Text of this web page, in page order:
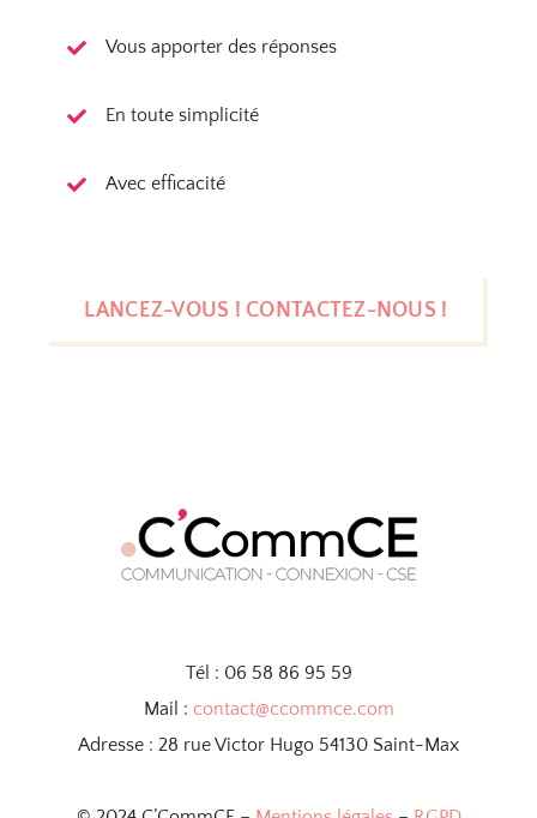
Vous apporter des réponses
En toute simplicité
Avec efficacité
LANCEZ-VOUS ! CONTACTEZ-NOUS !
Tél : 06 58 86 95 59
Mail : contact@ccommce.com
Adresse : 28 rue Victor Hugo 54130 Saint-Max